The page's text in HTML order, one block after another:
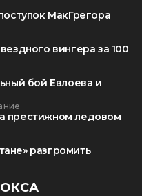
МакГрегора
вингера за 100
бой Евлоева и
престижном ледовом
разгромить